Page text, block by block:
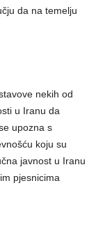
da na temelju
nekih od
u Iranu da
upozna s
koju su
javnost u Iranu
pjesnicima